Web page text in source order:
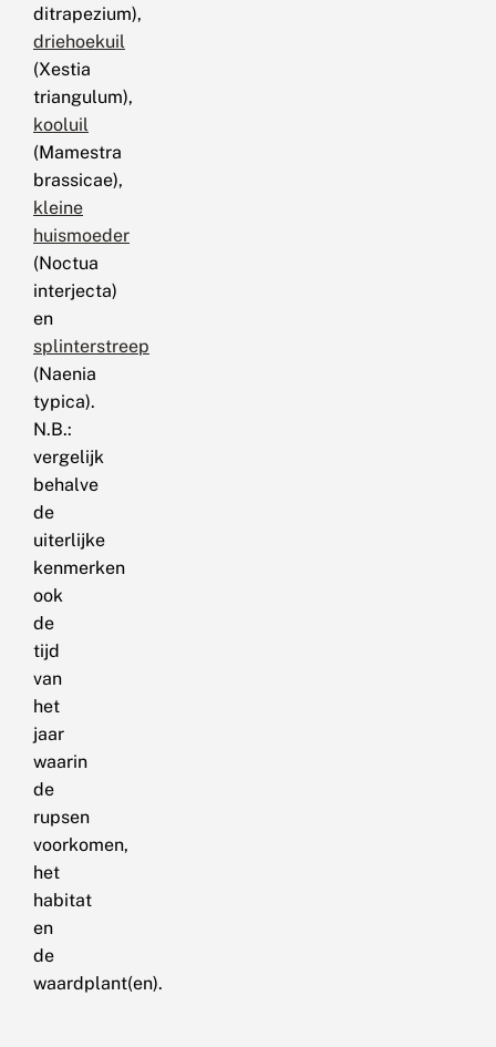
ditrapezium),
driehoekuil
(Xestia
triangulum),
kooluil
(Mamestra
brassicae),
kleine
huismoeder
(Noctua
interjecta)
en
splinterstreep
(Naenia
typica).
N.B.:
vergelijk
behalve
de
uiterlijke
kenmerken
ook
de
tijd
van
het
jaar
waarin
de
rupsen
voorkomen,
het
habitat
en
de
waardplant(en).